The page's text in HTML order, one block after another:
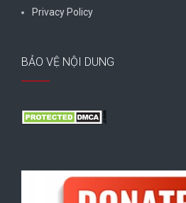
Privacy Policy
BẢO VỆ NỘI DUNG